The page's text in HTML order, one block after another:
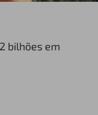
bilhões em